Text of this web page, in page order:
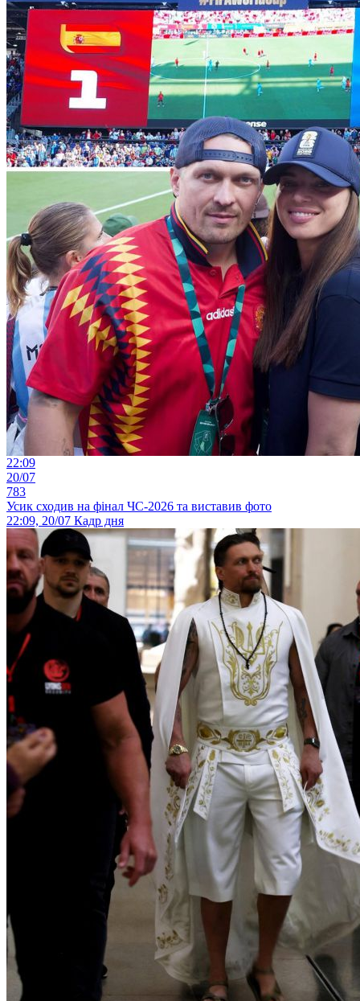
22:09
20/07
783
Усик сходив на фінал ЧС-2026 та виставив фото
22:09, 20/07 Кадр дня